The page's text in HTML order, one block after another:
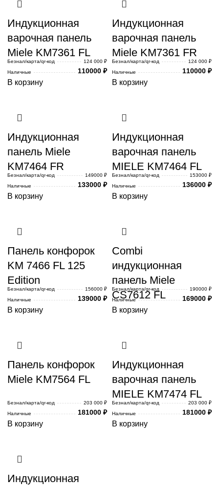
Индукционная
варочная панель
Miele KM7361 FL
Безнал/карта/qr-код
124 000 ₽
Наличные
110000 ₽
В корзину
Индукционная
варочная панель
Miele KM7361 FR
Безнал/карта/qr-код
124 000 ₽
Наличные
110000 ₽
В корзину
Индукционная
панель Miele
KM7464 FR
Безнал/карта/qr-код
149000 ₽
Наличные
133000 ₽
В корзину
Индукционная
варочная панель
MIELE KM7464 FL
Безнал/карта/qr-код
153000 ₽
Наличные
136000 ₽
В корзину
Панель конфорок
KM 7466 FL 125
Edition
Безнал/карта/qr-код
156000 ₽
Наличные
139000 ₽
В корзину
Combi
индукционная
панель Miele
CS7612 FL
Безнал/карта/qr-код
190000 ₽
Наличные
169000 ₽
В корзину
Панель конфорок
Miele KM7564 FL
Безнал/карта/qr-код
203 000 ₽
Наличные
181000 ₽
В корзину
Индукционная
варочная панель
MIELE KM7474 FL
Безнал/карта/qr-код
203 000 ₽
Наличные
181000 ₽
В корзину
Индукционная